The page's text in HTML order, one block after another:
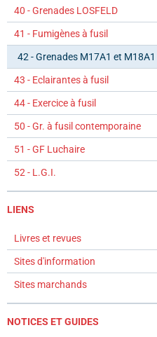
40 - Grenades LOSFELD
41 - Fumigènes à fusil
42 - Grenades M17A1 et M18A1
43 - Eclairantes à fusil
44 - Exercice à fusil
50 - Gr. à fusil contemporaine
51 - GF Luchaire
52 - L.G.I.
LIENS
Livres et revues
Sites d'information
Sites marchands
NOTICES ET GUIDES